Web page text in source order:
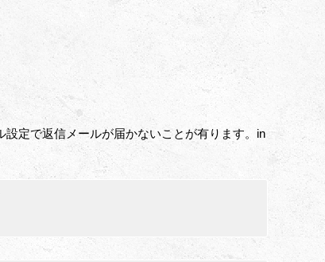
定で返信メールが届かないことが有ります。in